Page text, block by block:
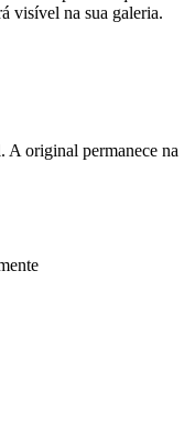
visível na sua galeria.
A original permanece na